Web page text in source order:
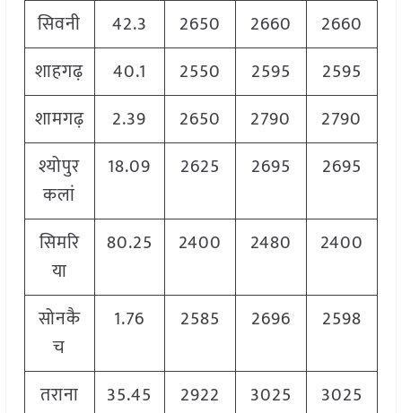
सिवनी 42.3 2650 2660
2660
शाहगढ़
40.1 2550 2595
2595
शामगढ़
2.39 2650 2790
2790
श्योपुर
कलां
18.09 2625 2695 2695
सिमरि
या
80.25 2400 2480 2400
सोनकै
च
1.76 2585 2696 2598
तराना 35.45 2922 3025
3025